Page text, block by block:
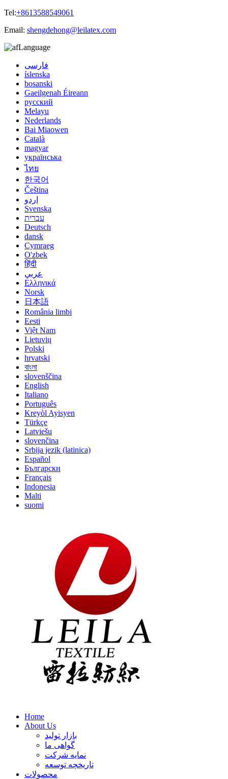
Tel:+8613588549061
Email: shengdehong@leilatex.com
Language
فارسی
íslenska
bosanski
Gaeilgenah Éireann
русский
Melayu
Nederlands
Bai Miaowen
Català
magyar
українська
ไทย
한국어
Čeština
اردو
Svenska
עברית
Deutsch
dansk
Cymraeg
O'zbek
हिंदी
عربي
Ελληνικά
Norsk
日本語
România limbi
Eesti
Việt Nam
Lietuvių
Polski
hrvatski
বাংলা
slovenščina
English
Italiano
Português
Kreyòl Ayisyen
Türkçe
Latviešu
slovenčina
Srbija jezik (latinica)
Español
Български
Français
Indonesia
Malti
suomi
Home
About Us
بازار تولید
گواهی ما
نمایه شرکت
تاریخچه توسعه
محصولات